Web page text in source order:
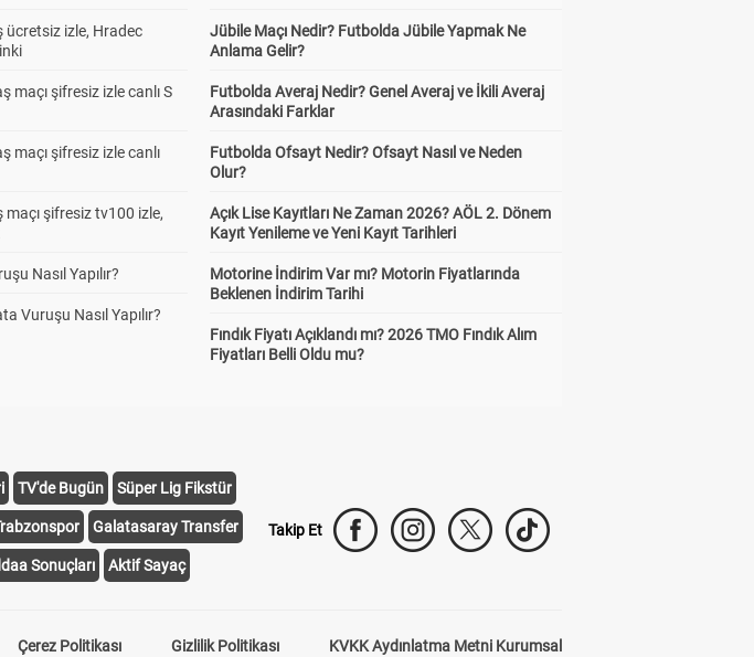
ücretsiz izle, Hradec
maçı şifresiz izle canlı S
maçı şifresiz izle canlı
şifresiz tv100 izle,
Nasıl Yapılır?
Vuruşu Nasıl Yapılır?
Jübile Maçı Nedir? Futbolda Jübile Yapmak Ne
Anlama Gelir?
Futbolda Averaj Nedir? Genel Averaj ve İkili Averaj
Arasındaki Farklar
Futbolda Ofsayt Nedir? Ofsayt Nasıl ve Neden
Olur?
Açık Lise Kayıtları Ne Zaman 2026? AÖL 2. Dönem
Kayıt Yenileme ve Yeni Kayıt Tarihleri
Motorine İndirim Var mı? Motorin Fiyatlarında
Beklenen İndirim Tarihi
Fındık Fiyatı Açıklandı mı? 2026 TMO Fındık Alım
Fiyatları Belli Oldu mu?
TV'de Bugün Süper Lig Fikstür
Galatasaray Transfer
Sonuçları Aktif Sayaç
Takip Et
Çerez Politikası Gizlilik Politikası KVKK Aydınlatma Metni Kurumsal